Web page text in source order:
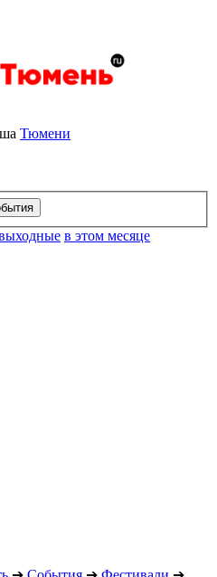
Тюмени
в этом месяце